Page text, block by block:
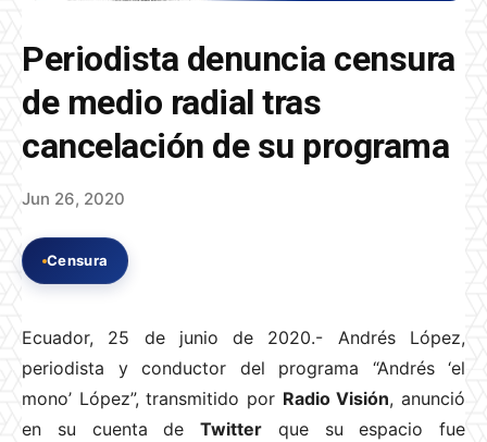
Periodista denuncia censura
de medio radial tras
cancelación de su programa
Jun 26, 2020
Censura
Ecuador, 25 de junio de 2020.- Andrés López,
periodista y conductor del programa “Andrés ‘el
mono’ López”, transmitido por Radio Visión, anunció
en su cuenta de Twitter que su espacio fue